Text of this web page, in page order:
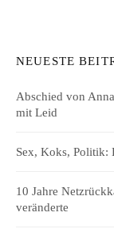
NEUESTE
Abschied von
mit Leid
Sex, Koks, Politik:
10 Jahre
veränderte